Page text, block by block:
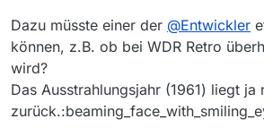
ins Oberbergische
Link: https://
kinderlandverschickung-
oberbergische/wdr/
Besten Dank für die Hilfe!
Dazu müsste einer der @Entwickler
können, z.B. ob bei WDR Retro
wird?
Das Ausstrahlungsjahr (1961) liegt ja